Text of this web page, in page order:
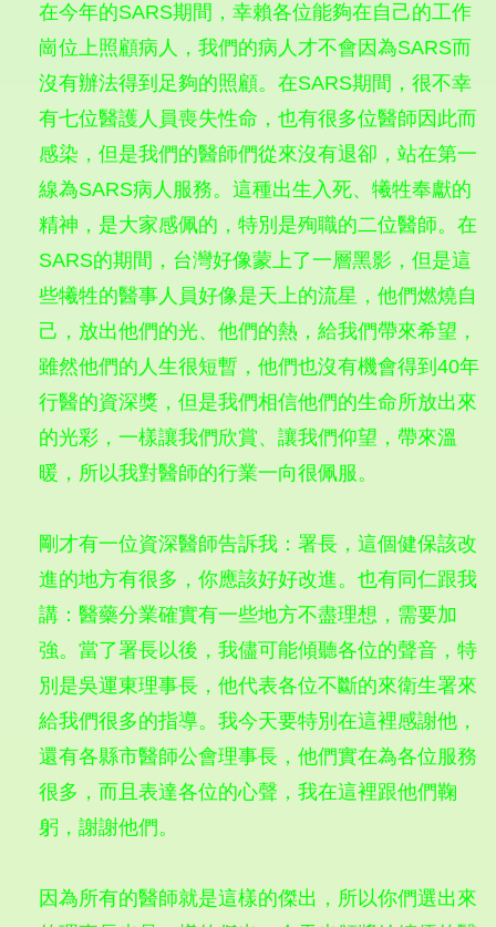
在今年的SARS期間，幸賴各位能夠在自己的工作
崗位上照顧病人，我們的病人才不會因為SARS而
沒有辦法得到足夠的照顧。在SARS期間，很不幸
有七位醫護人員喪失性命，也有很多位醫師因此而
感染，但是我們的醫師們從來沒有退卻，站在第一
線為SARS病人服務。這種出生入死、犧牲奉獻的
精神，是大家感佩的，特別是殉職的二位醫師。在
SARS的期間，台灣好像蒙上了一層黑影，但是這
些犧牲的醫事人員好像是天上的流星，他們燃燒自
己，放出他們的光、他們的熱，給我們帶來希望，
雖然他們的人生很短暫，他們也沒有機會得到40年
行醫的資深獎，但是我們相信他們的生命所放出來
的光彩，一樣讓我們欣賞、讓我們仰望，帶來溫
暖，所以我對醫師的行業一向很佩服。
剛才有一位資深醫師告訴我：署長，這個健保該改
進的地方有很多，你應該好好改進。也有同仁跟我
講：醫藥分業確實有一些地方不盡理想，需要加
強。當了署長以後，我儘可能傾聽各位的聲音，特
別是吳運東理事長，他代表各位不斷的來衛生署來
給我們很多的指導。我今天要特別在這裡感謝他，
還有各縣市醫師公會理事長，他們實在為各位服務
很多，而且表達各位的心聲，我在這裡跟他們鞠
躬，謝謝他們。
因為所有的醫師就是這樣的傑出，所以你們選出來